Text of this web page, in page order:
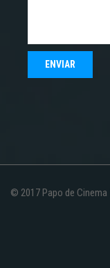
© 2017 Papo de Cinema